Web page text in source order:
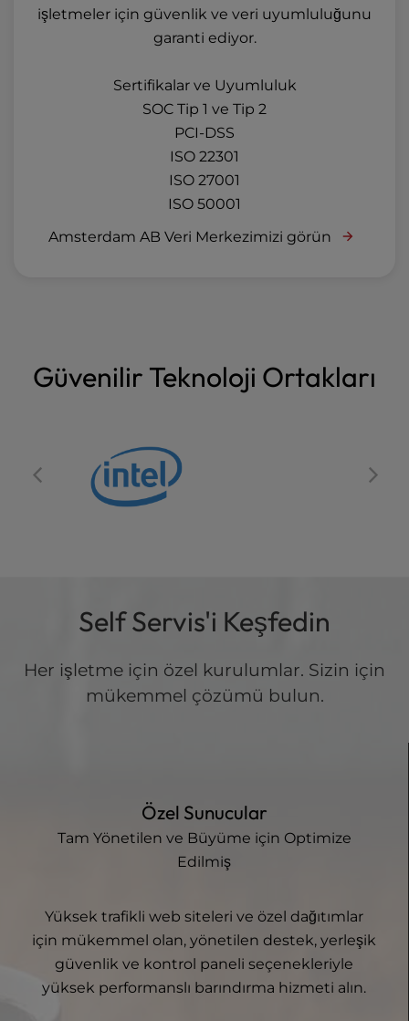
işletmeler için güvenlik ve veri uyumluluğunu
garanti ediyor.
Sertifikalar ve Uyumluluk
SOC Tip 1 ve Tip 2
PCI-DSS
ISO 22301
ISO 27001
ISO 50001
Amsterdam AB Veri Merkezimizi görün
Güvenilir Teknoloji Ortakları
Self Servis'i Keşfedin
Her işletme için özel kurulumlar. Sizin için
mükemmel çözümü bulun.
Özel Sunucular
Tam Yönetilen ve Büyüme için Optimize
Edilmiş
Yüksek trafikli web siteleri ve özel dağıtımlar
için mükemmel olan, yönetilen destek, yerleşik
güvenlik ve kontrol paneli seçenekleriyle
yüksek performanslı barındırma hizmeti alın.